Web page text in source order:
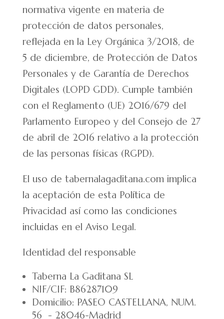
normativa vigente en materia de
protección de datos personales,
reflejada en la Ley Orgánica 3/2018, de
5 de diciembre, de Protección de Datos
Personales y de Garantía de Derechos
Digitales (LOPD GDD). Cumple también
con el Reglamento (UE) 2016/679 del
Parlamento Europeo y del Consejo de 27
de abril de 2016 relativo a la protección
de las personas físicas (RGPD).
El uso de tabernalagaditana.com implica
la aceptación de esta Política de
Privacidad así como las condiciones
incluidas en el Aviso Legal.
Identidad del responsable
Taberna La Gaditana SL
NIF/CIF: B86287109
Domicilio: PASEO CASTELLANA, NUM.
56 - 28046-Madrid